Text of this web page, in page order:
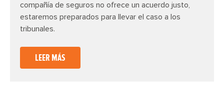
compañía de seguros no ofrece un acuerdo justo,
estaremos preparados para llevar el caso a los
tribunales.
LEER MÁS